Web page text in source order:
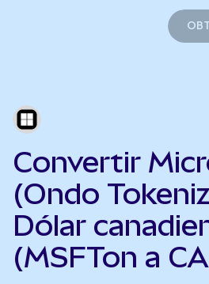
Convertir
(Ondo
Dólar
(MSFTon a